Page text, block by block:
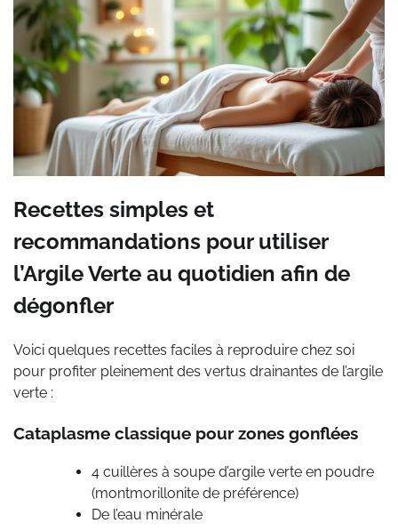
Recettes simples et
recommandations pour utiliser
l’Argile Verte au quotidien afin de
dégonfler
Voici quelques recettes faciles à reproduire chez soi
pour profiter pleinement des vertus drainantes de l’argile
verte :
Cataplasme classique pour zones gonflées
4 cuillères à soupe d’argile verte en poudre
(montmorillonite de préférence)
De l’eau minérale